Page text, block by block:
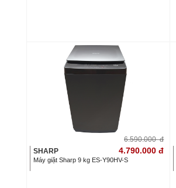
6.590.000 đ
SHARP
4.790.000 đ
Máy giặt Sharp 9 kg ES-Y90HV-S